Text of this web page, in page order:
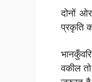
दोनों
प्रकृति
वकील